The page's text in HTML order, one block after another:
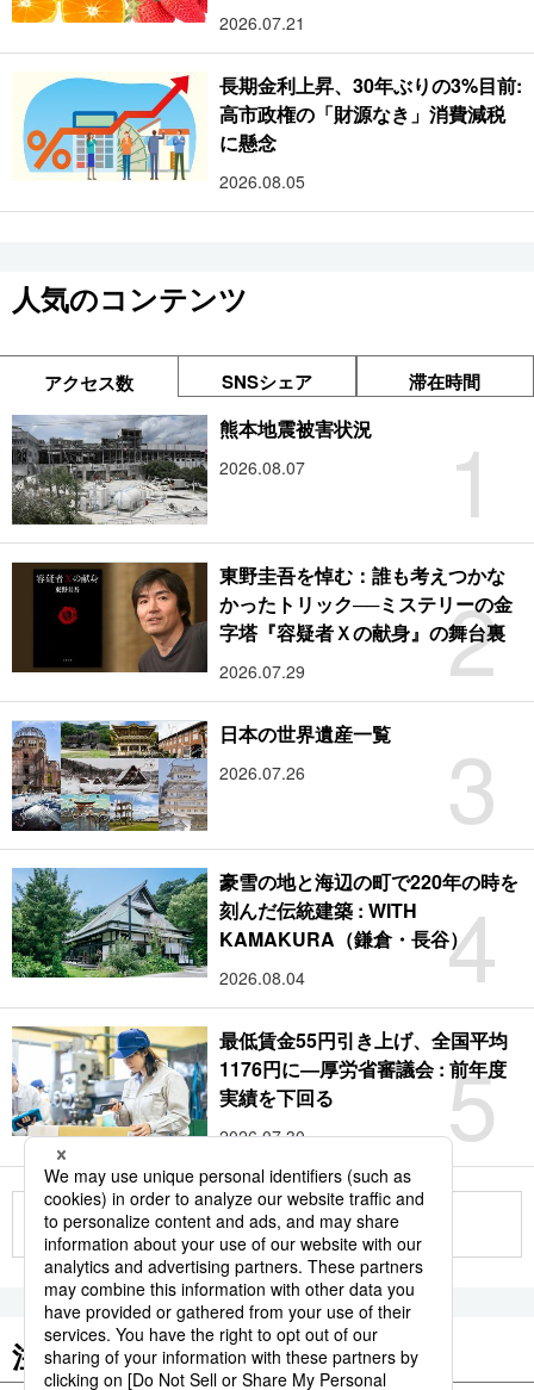
2026.07.21
長期金利上昇、30年ぶりの3%目前:
高市政権の「財源なき」消費減税
に懸念
2026.08.05
人気のコンテンツ
アクセス数 SNSシェア 滞在時間
1
熊本地震被害状況
2026.08.07
2
東野圭吾を悼む：誰も考えつかな
かったトリック──ミステリーの金
字塔『容疑者Ｘの献身』の舞台裏
2026.07.29
3
日本の世界遺産一覧
2026.07.26
4
豪雪の地と海辺の町で220年の時を
刻んだ伝統建築 : WITH
KAMAKURA（鎌倉・長谷）
2026.08.04
5
最低賃金55円引き上げ、全国平均
1176円に―厚労省審議会 : 前年度
実績を下回る
2026.07.30
もっと見る
注目のキーワード